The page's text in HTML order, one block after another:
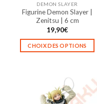
page
du
produit
DEMON SLAYER
Figurine Demon Slayer |
Zenitsu | 6 cm
19,90€
CHOIX DES OPTIONS
plusieurs
variations.